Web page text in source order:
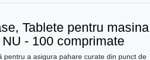
Tablete pentru masina
- 100 comprimate
pentru a asigura pahare curate din punct de